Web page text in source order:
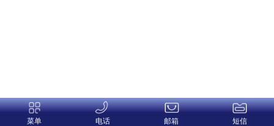
菜单 电话 邮箱 短信